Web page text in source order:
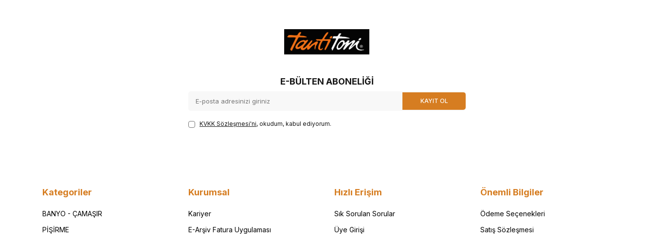
E-BÜLTEN ABONELIĞI
KAYIT OL
KVKK Sözleşmesi'ni, okudum, kabul ediyorum.
Kategoriler
BANYO - ÇAMAŞIR
PİŞİRME
Kurumsal
Kariyer
E-Arşiv Fatura Uygulaması
Hızlı Erişim
Sık Sorulan Sorular
Üye Girişi
Önemli Bilgiler
Ödeme Seçenekleri
Satış Sözleşmesi